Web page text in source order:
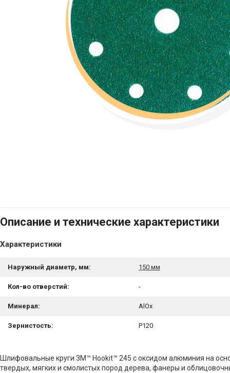
Описание и технические характеристики
Характеристики
Наружный диаметр, мм: 150 мм
Кол-во отверстий: -
Минерал: AlOx
Зернистость: P120
Шлифовальные круги 3M™ Hookit™ 245 с оксидом алюминия на
твердых, мягких и смолистых пород дерева, фанеры и